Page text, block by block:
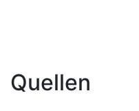
Quellen